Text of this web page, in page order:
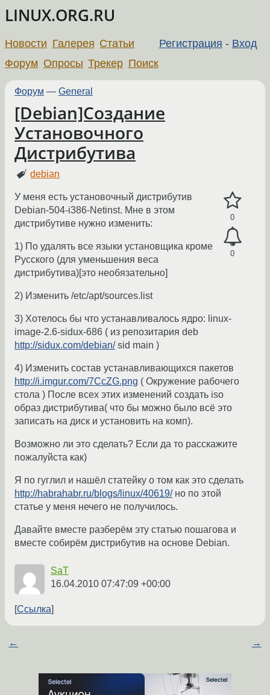
LINUX.ORG.RU
Регистрация - Вход
Новости Галерея Статьи
Форум Опросы Трекер Поиск
Форум — General
[Debian]Создание
Установочного
Дистрибутива
debian
0
0
У меня есть установочный дистрибутив
Debian-504-i386-Netinst. Мне в этом
дистрибутиве нужно изменить:
1) По удалять все языки установщика кроме
Русского (для уменьшения веса
дистрибутива)[это необязательно]
2) Изменить /etc/apt/sources.list
3) Хотелось бы что устанавливалось ядро: linux-
image-2.6-sidux-686 ( из репозитария deb
http://sidux.com/debian/sid main )
4) Изменить состав устанавливающихся пакетов
http://i.imgur.com/7CcZG.png ( Окружение рабочего
стола ) После всех этих изменений создать iso
образ дистрибутива( что бы можно было всё это
записать на диск и установить на комп).
Возможно ли это сделать? Если да то расскажите
пожалуйста как)
Я по гуглил и нашёл статейку о том как это сделать
http://habrahabr.ru/blogs/linux/40619/но по этой
статье у меня нечего не получилось.
Давайте вместе разберём эту статью пошагова и
вместе собирём дистрибутив на основе Debian.
SaT
16.04.2010 07:47:09 +00:00
Ссылка
← →